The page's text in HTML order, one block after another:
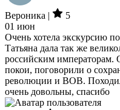
Вероника |
5
01 июн
Очень хотела экскурсию
Татьяна дала так же
российским императорам.
покои, поговорили о
революции и ВОВ.
очень довольны, спасибо